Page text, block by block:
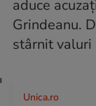
Unica.ro